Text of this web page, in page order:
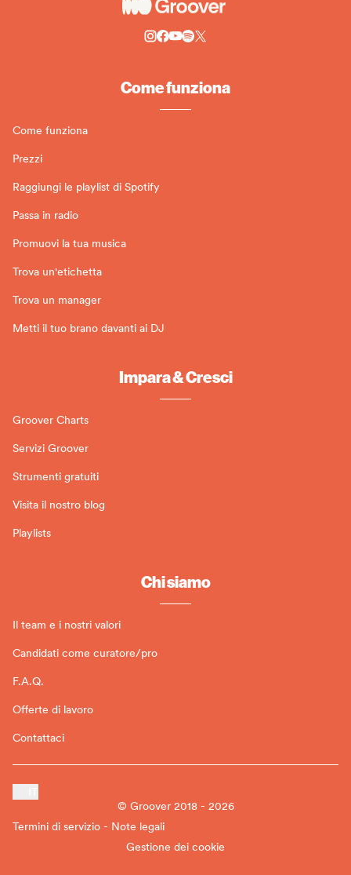
Come funziona
Come funziona
Prezzi
Raggiungi le playlist di Spotify
Passa in radio
Promuovi la tua musica
Trova un'etichetta
Trova un manager
Metti il tuo brano davanti ai DJ
Impara & Cresci
Groover Charts
Servizi Groover
Strumenti gratuiti
Visita il nostro blog
Playlists
Chi siamo
Il team e i nostri valori
Candidati come curatore/pro
F.A.Q.
Offerte di lavoro
Contattaci
© Groover 2018 - 2026
Termini di servizio - Note legali
Gestione dei cookie